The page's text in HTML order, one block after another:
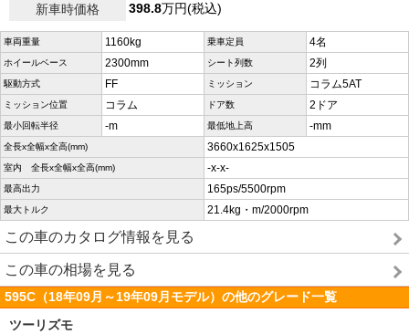
新車時価格
398.8万円(税込)
車両重量 1160kg 乗車定員 4名
ホイールベース 2300mm シート列数 2列
駆動方式 FF ミッション コラム5AT
ミッション位置 コラム ドア数 2ドア
最小回転半径 -m 最低地上高 -mm
全長x全幅x全高(mm) 3660x1625x1505
室内 全長x全幅x全高(mm) -x-x-
最高出力 165ps/5500rpm
最大トルク 21.4kg・m/2000rpm
この車のカタログ情報を見る
この車の相場を見る
595C（18年09月～19年09月モデル）の他のグレード一覧
ツーリズモ